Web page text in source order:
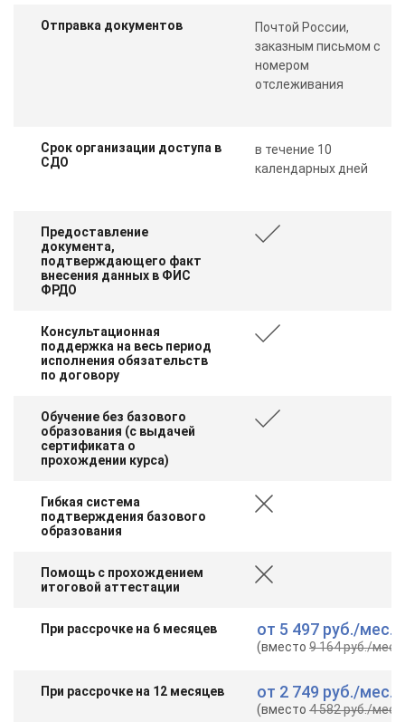
Отправка документов
Почтой России,
заказным письмом с
номером
отслеживания
Срок организации доступа в
СДО
в течение 10
календарных дней
Предоставление
документа,
подтверждающего факт
внесения данных в ФИС
ФРДО
Консультационная
поддержка на весь период
исполнения обязательств
по договору
Обучение без базового
образования (с выдачей
сертификата о
прохождении курса)
Гибкая система
подтверждения базового
образования
Помощь с прохождением
итоговой аттестации
При рассрочке на 6 месяцев от 5 497 руб./мес.
(вместо9 164 руб./мес.
При рассрочке на 12 месяцев от 2 749 руб./мес.
(вместо4 582 руб./мес.